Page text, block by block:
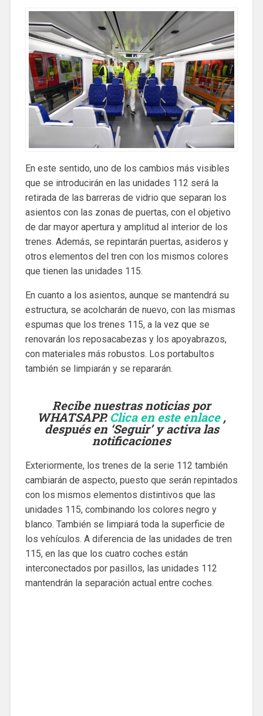
En este sentido, uno de los cambios más visibles
que se introducirán en las unidades 112 será la
retirada de las barreras de vidrio que separan los
asientos con las zonas de puertas, con el objetivo
de dar mayor apertura y amplitud al interior de los
trenes. Además, se repintarán puertas, asideros y
otros elementos del tren con los mismos colores
que tienen las unidades 115.
En cuanto a los asientos, aunque se mantendrá su
estructura, se acolcharán de nuevo, con las mismas
espumas que los trenes 115, a la vez que se
renovarán los reposacabezas y los apoyabrazos,
con materiales más robustos. Los portabultos
también se limpiarán y se repararán.
Recibe nuestras noticias por
WHATSAPP. Clica en este enlace,
después en ‘Seguir’ y activa las
notificaciones
Exteriormente, los trenes de la serie 112 también
cambiarán de aspecto, puesto que serán repintados
con los mismos elementos distintivos que las
unidades 115, combinando los colores negro y
blanco. También se limpiará toda la superficie de
los vehículos. A diferencia de las unidades de tren
115, en las que los cuatro coches están
interconectados por pasillos, las unidades 112
mantendrán la separación actual entre coches.